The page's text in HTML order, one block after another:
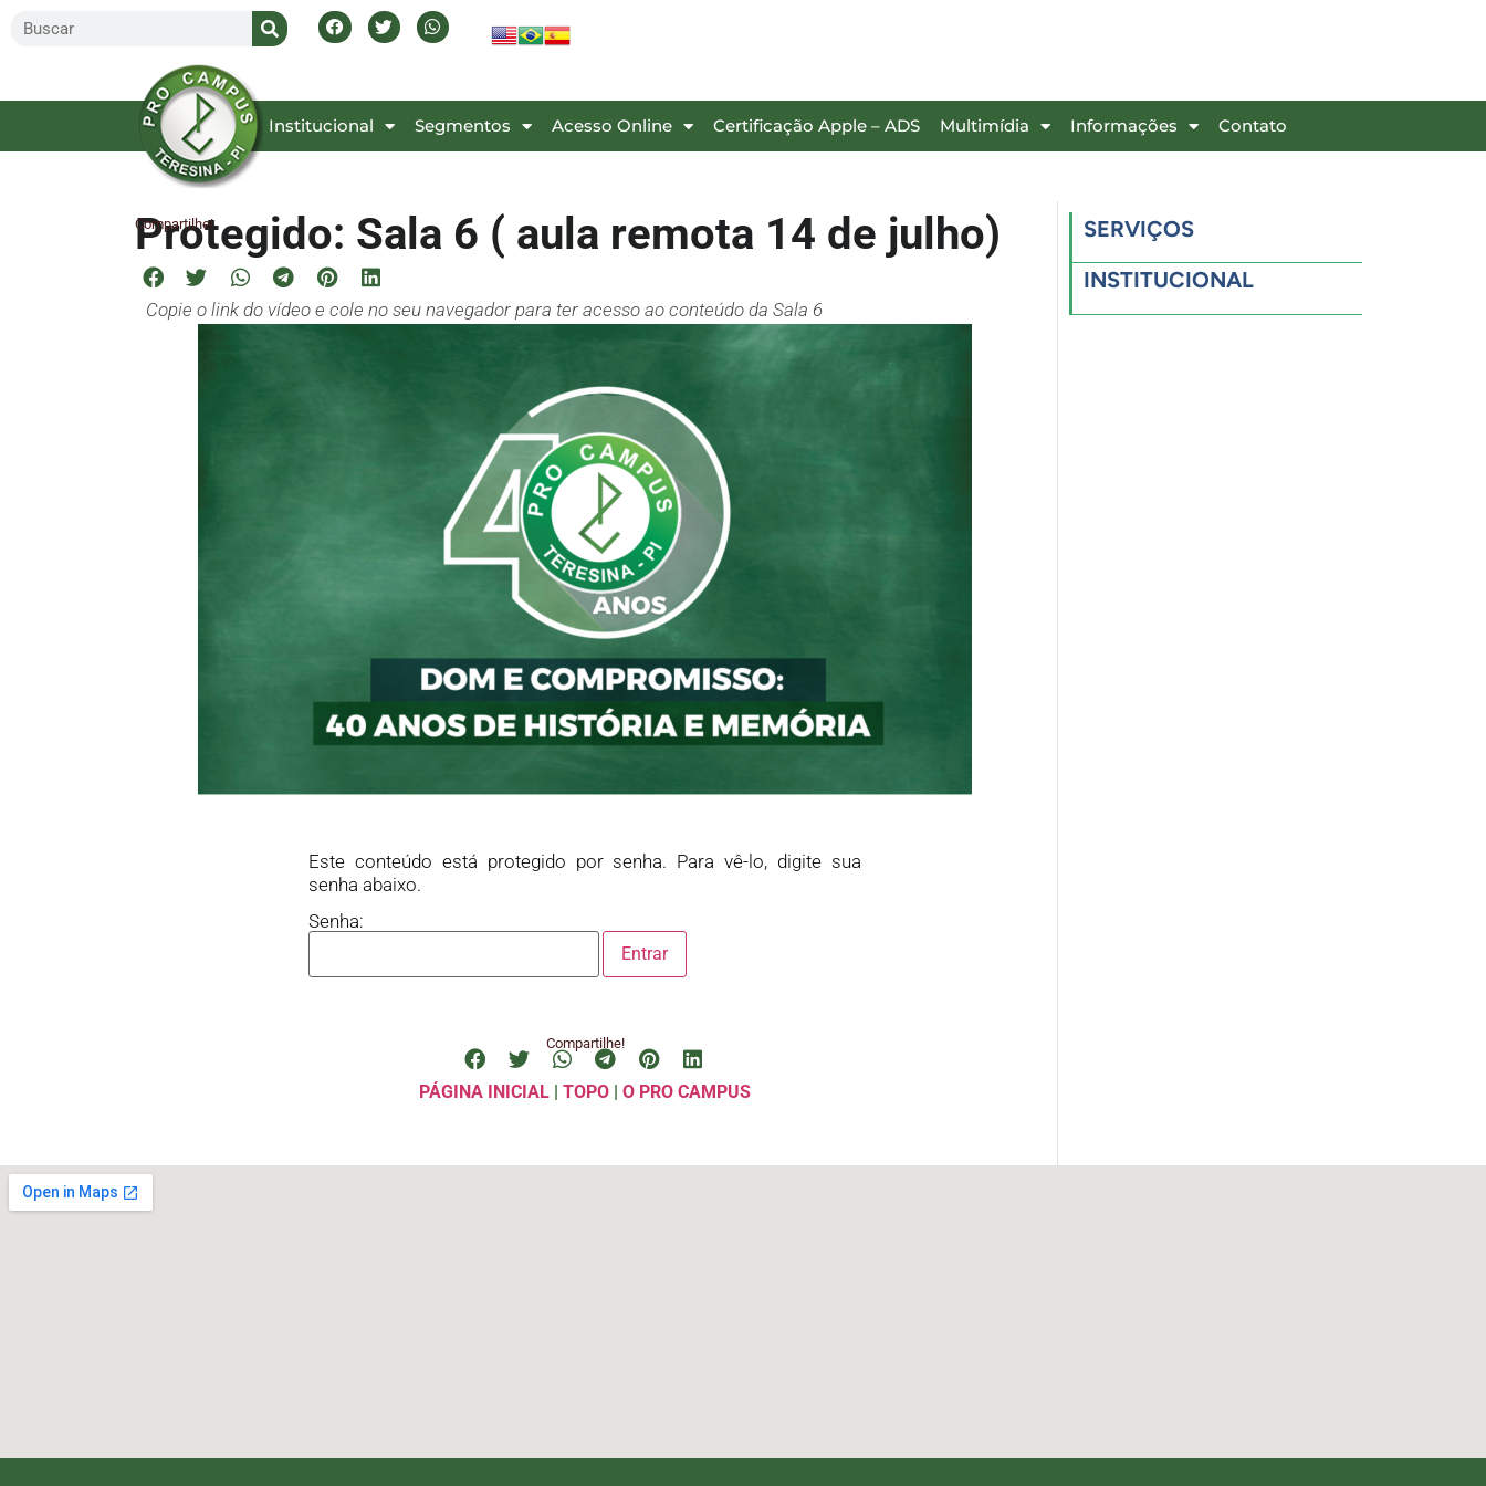
Inicial Institucional Segmentos Acesso Online Certificação Apple – ADS Multimídia Informações Contato
Protegido: Sala 6 ( aula remota 14 de julho)
Compartilhe!
Copie o link do vídeo e cole no seu navegador para ter acesso ao conteúdo da Sala 6
Este conteúdo está protegido por senha. Para vê-lo, digite sua
senha abaixo.
Senha:
Compartilhe!
PÁGINA INICIAL | TOPO | O PRO CAMPUS
SERVIÇOS
INSTITUCIONAL